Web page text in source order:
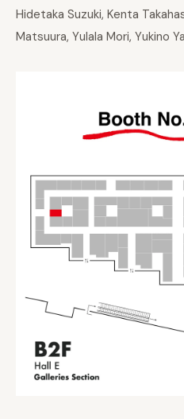
Hidetaka Suzuki, Kenta
Matsuura, Yulala Mori, Yukino